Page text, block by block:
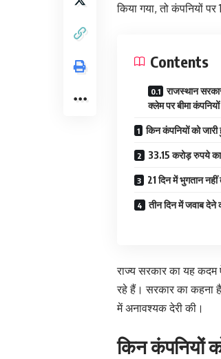
किया गया, तो कंपनियों पर
Contents
राजस्थान
क्लेम पर बीमा
किन कंपनियों को
33.15 करोड़ रुपये
21 दिन में भुगतान नहीं
तीन दिन में जवाब देने
राज्य सरकार का यह
रहे हैं। सरकार का कहना
में अनावश्यक देरी की।
किन कंपनियों